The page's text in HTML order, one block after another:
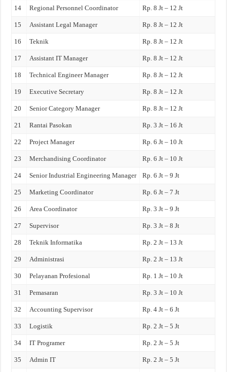
14 Regional Personnel Coordinator Rp. 8 Jt – 12 Jt
15 Assistant Legal Manager Rp. 8 Jt – 12 Jt
16 Teknik Rp. 8 Jt – 12 Jt
17 Assistant IT Manager Rp. 8 Jt – 12 Jt
18 Technical Engineer Manager Rp. 8 Jt – 12 Jt
19 Executive Secretary Rp. 8 Jt – 12 Jt
20 Senior Category Manager Rp. 8 Jt – 12 Jt
21 Rantai Pasokan Rp. 3 Jt – 16 Jt
22 Project Manager Rp. 6 Jt – 10 Jt
23 Merchandising Coordinator Rp. 6 Jt – 10 Jt
24 Senior Industrial Engineering Manager Rp. 6 Jt – 9 Jt
25 Marketing Coordinator Rp. 6 Jt – 7 Jt
26 Area Coordinator Rp. 3 Jt – 9 Jt
27 Supervisor Rp. 3 Jt – 8 Jt
28 Teknik Informatika Rp. 2 Jt – 13 Jt
29 Administrasi Rp. 2 Jt – 13 Jt
30 Pelayanan Profesional Rp. 1 Jt – 10 Jt
31 Pemasaran Rp. 3 Jt – 10 Jt
32 Accounting Supervisor Rp. 4 Jt – 6 Jt
33 Logistik Rp. 2 Jt – 5 Jt
34 IT Programer Rp. 2 Jt – 5 Jt
35 Admin IT Rp. 2 Jt – 5 Jt